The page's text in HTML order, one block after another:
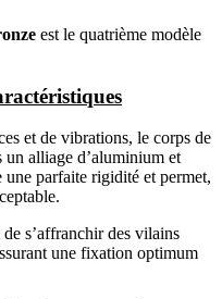
est le quatrième modèle
et de vibrations, le corps de
un alliage d’aluminium et
parfaite rigidité et permet,
s’affranchir des vilains
une fixation optimum